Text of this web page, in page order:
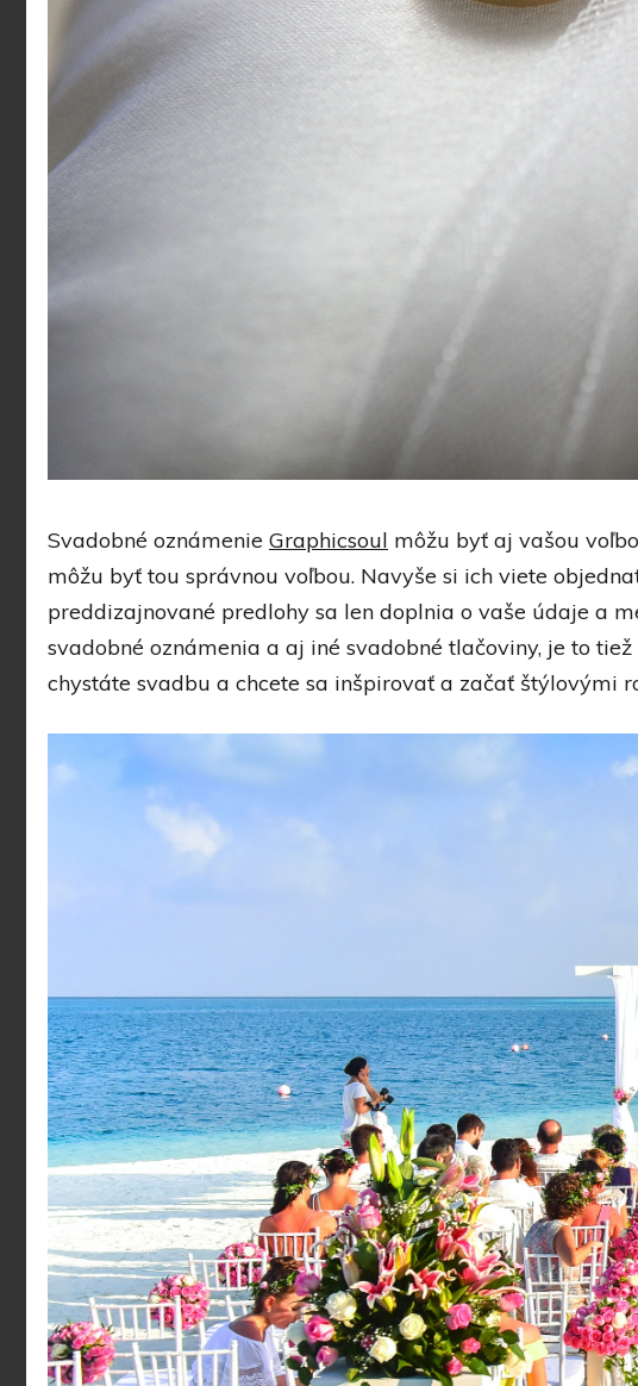
Svadobné oznámenie Graphicsoul môžu byť aj vašou
môžu byť tou správnou voľbou. Navyše si ich viete
preddizajnované predlohy sa len doplnia o vaše údaje a
svadobné oznámenia a aj iné svadobné tlačoviny, je to
chystáte svadbu a chcete sa inšpirovať a začať štýlovými